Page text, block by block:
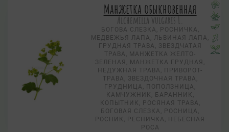
Манжетка обыкновенная
Alchemilla vulgaris L.
БОГОВА СЛЕЗКА, РОСНИЧКА,
МЕДВЕЖЬЯ ЛАПА, ЛЬВИНАЯ ЛАПА,
ГРУДНАЯ ТРАВА, ЗВЕЗДЧАТАЯ
ТРАВА, МАНЖЕТКА ЖЕЛТО-
ЗЕЛЕНАЯ, МАНЖЕТКА ГРУДНАЯ,
НЕДУЖНАЯ ТРАВА, ПРИВОРОТ-
ТРАВА, ЗВЕЗДОЧНАЯ ТРАВА,
ГРУДНИЦА, ПОПОЛЗНИЦА,
КАМЧУЖНИК, БАРАННИК,
КОПЫТНИК, РОСЯНАЯ ТРАВА,
БОГОВАЯ СЛЕЗКА, РОСНИЦА,
РОСНИК, РЕСНИЧКА, НЕБЕСНАЯ
РОСА